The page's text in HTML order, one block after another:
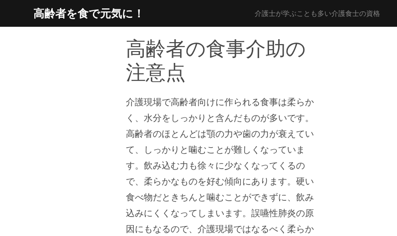
高齢者を食で元気に！ 介護士が学ぶことも多い介護食士の資格
高齢者の食事介助の
注意点
介護現場で高齢者向けに作られる食事は柔らか
く、水分をしっかりと含んだものが多いです。
高齢者のほとんどは顎の力や歯の力が衰えてい
て、しっかりと噛むことが難しくなっていま
す。飲み込む力も徐々に少なくなってくるの
で、柔らかなものを好む傾向にあります。硬い
食べ物だときちんと噛むことができずに、飲み
込みにくくなってしまいます。誤嚥性肺炎の原
因にもなるので、介護現場ではなるべく柔らか